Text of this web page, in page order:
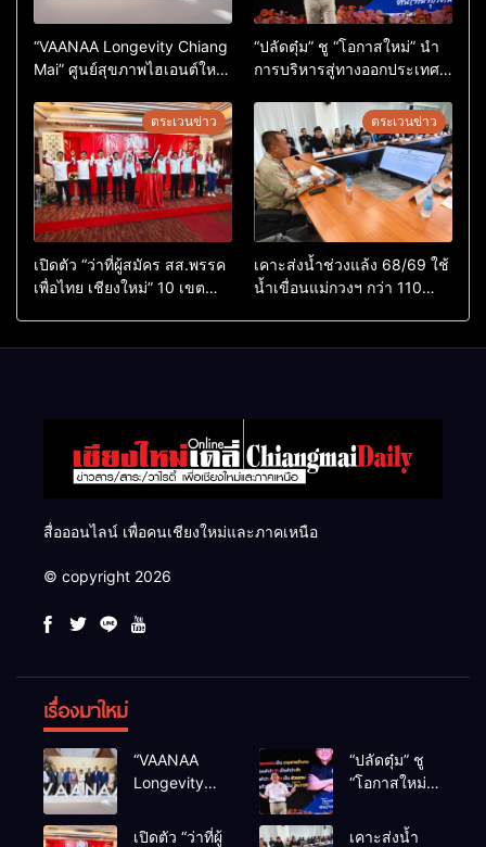
“VAANAA Longevity Chiang
Mai” ศูนย์สุขภาพไฮเอนต์ใหญ่
“ปลัดตุ๋ม” ชู “โอกาสใหม่” นำ
การบริหารสู่ทางออกประเทศ
ตระเวนข่าว
เปิดตัว “ว่าที่ผู้สมัคร สส.พรรค
เพื่อไทย เชียงใหม่” 10 เขต
ตระเวนข่าว
เคาะส่งน้ำช่วงแล้ง 68/69 ใช้
น้ำเขื่อนแม่กวงฯ กว่า 110
สื่อออนไลน์ เพื่อคนเชียงใหม่และภาคเหนือ
© copyright 2026
เรื่องมาใหม่
“VAANAA
Longevity
ศูนย์สุขภาพ
“ปลัดตุ๋ม” ชู
“โอกาสใหม่”
สู่ทางออก
เปิดตัว “ว่าที่ผู้ เคาะส่งน้ำ